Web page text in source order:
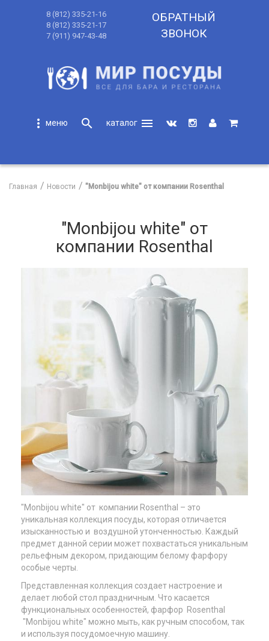
8 (812) 335-21-16
8 (812) 335-21-17
7 (911) 947-43-48
ОБРАТНЫЙ
ЗВОНОК
more_vert search
menu
Главная Новости "Monbijou white" от компании Rosenthal
"Monbijou white" от
компании Rosenthal
"Monbijou white" от компании Rosenthal – это
уникальная коллекция посуды, которая отличается
изысканностью и воздушной утонченностью. Каждый
предмет данной серии может похвастаться уникальным
рельефным декором, придающим белому фарфору
особые черты.
Представленная коллекция создает настроение и
делает любой стол праздничным. Что касается
функциональных особенностей, фарфор Rosenthal
"Monbijou white" можно мыть, как ручным способом, так
и используя посудомоечную машину.